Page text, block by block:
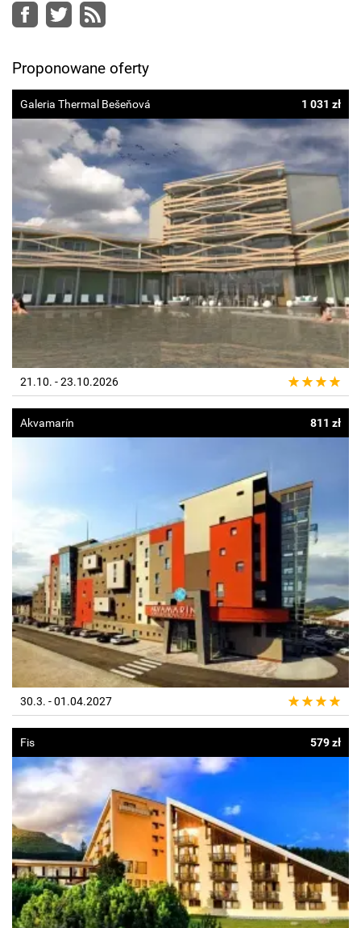
Facebook
Twitter
RSS
Proponowane oferty
Galeria Thermal Bešeňová 1 031 zł
21.10. - 23.10.2026
Akvamarín 811 zł
30.3. - 01.04.2027
Fis 579 zł